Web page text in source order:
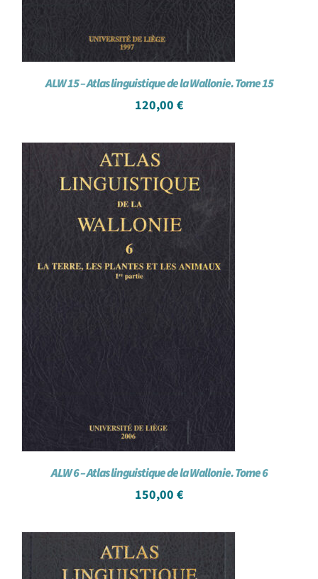
ALW 15 – Atlas linguistique de la Wallonie. Tome 15
120,00 €
ALW 6 – Atlas linguistique de la Wallonie. Tome 6
150,00 €